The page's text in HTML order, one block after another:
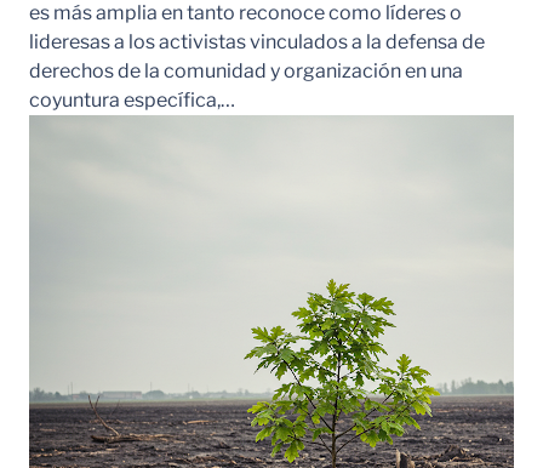
es más amplia en tanto reconoce como líderes o
lideresas a los activistas vinculados a la defensa de
derechos de la comunidad y organización en una
coyuntura específica,…